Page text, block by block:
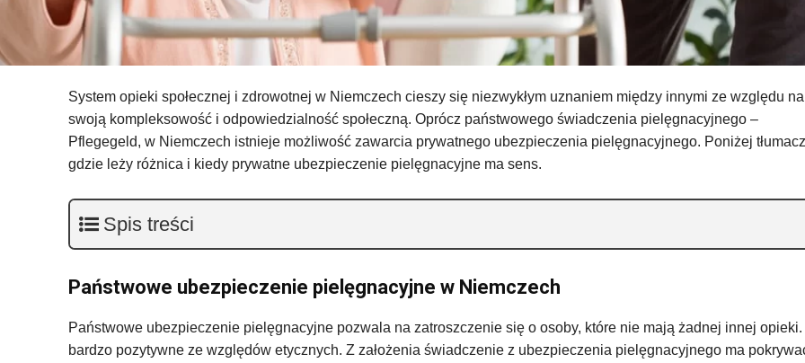
System opieki społecznej i zdrowotnej w Niemczech cieszy się niezwykłym uznaniem między innymi ze względu na
swoją kompleksowość i odpowiedzialność społeczną. Oprócz państwowego świadczenia pielęgnacyjnego –
Pflegegeld, w Niemczech istnieje możliwość zawarcia prywatnego ubezpieczenia pielęgnacyjnego. Poniżej
gdzie leży różnica i kiedy prywatne ubezpieczenie pielęgnacyjne ma sens.
Spis treści
Państwowe ubezpieczenie pielęgnacyjne w Niemczech
Państwowe ubezpieczenie pielęgnacyjne pozwala na zatroszczenie się o osoby, które nie mają żadnej innej opieki.
bardzo pozytywne ze względów etycznych. Z założenia świadczenie z ubezpieczenia pielęgnacyjnego ma